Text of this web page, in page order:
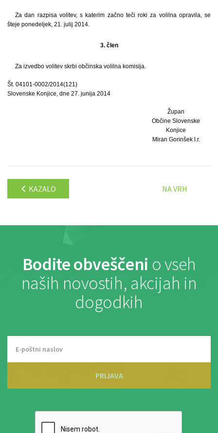
Za dan razpisa volitev, s katerim začno teči roki za volilna opravila, se
šteje ponedeljek, 21. julij 2014.
3. člen
Za izvedbo volitev skrbi občinska volilna komisija.
Št. 04101-0002/2014(121)
Slovenske Konjice, dne 27. junija 2014
Župan
Občine Slovenske
Konjice
Miran Gorinšek l.r.
KAZALO NA VRH
Bodite obveščeni o vseh
naših novostih, akcijah in
dogodkih
PRIJAVA